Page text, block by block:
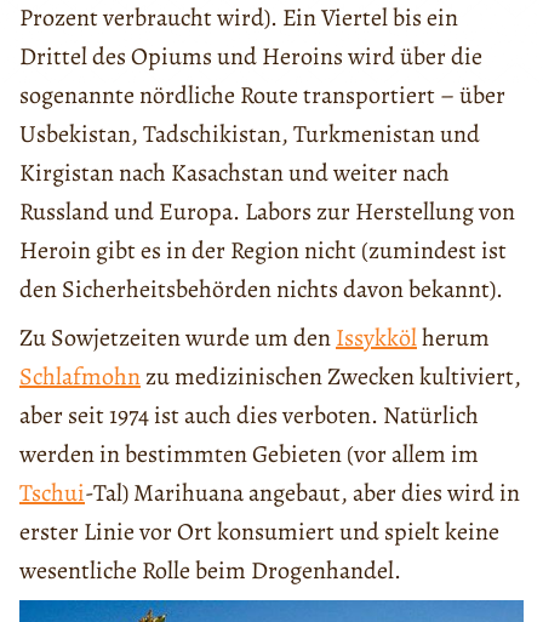
Prozent verbraucht wird). Ein Viertel bis ein
Drittel des Opiums und Heroins wird über die
sogenannte nördliche Route transportiert – über
Usbekistan, Tadschikistan, Turkmenistan und
Kirgistan nach Kasachstan und weiter nach
Russland und Europa. Labors zur Herstellung von
Heroin gibt es in der Region nicht (zumindest ist
den Sicherheitsbehörden nichts davon bekannt).
Zu Sowjetzeiten wurde um denIssykkölherum
Schlafmohnzu medizinischen Zwecken kultiviert,
aber seit 1974 ist auch dies verboten. Natürlich
werden in bestimmten Gebieten (vor allem im
Tschui-Tal) Marihuana angebaut, aber dies wird in
erster Linie vor Ort konsumiert und spielt keine
wesentliche Rolle beim Drogenhandel.